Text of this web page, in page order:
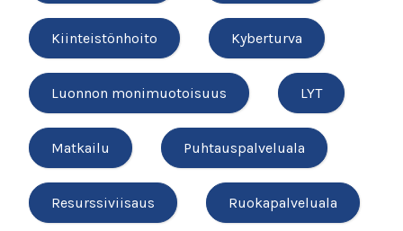
Kiinteistönhoito Kyberturva
Luonnon monimuotoisuus LYT
Matkailu Puhtauspalveluala
Resurssiviisaus Ruokapalveluala